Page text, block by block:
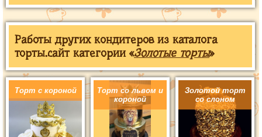
Работы других кондитеров из каталога
торты.сайт категории «Золотые торты»
Торт с короной
Торт со львом и
короной
Золотой торт
со слоном